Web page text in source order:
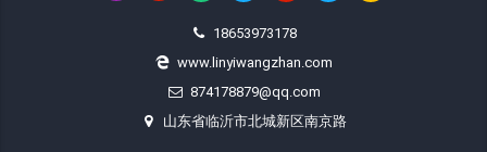
18653973178
www.linyiwangzhan.com
874178879@qq.com
山东省临沂市北城新区南京路